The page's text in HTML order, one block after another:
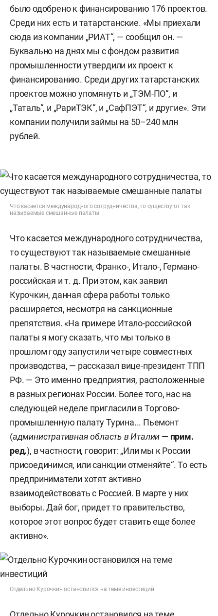
было одобрено к финансированию 176 проектов.
Среди них есть и татарстанские. «Мы приехали
сюда из компании „РИАТ“, — сообщил он. —
Буквально на днях мы с фондом развития
промышленности утвердили их проект к
финансированию. Среди других татарстанских
проектов можно упомянуть и „ТЭМ-ПО“, и
„Таталь“, и „РариТЭК“, и „СафПЭТ“, и другие». Эти
компании получили займы на 50–240 млн
рублей.
Что касается международного сотрудничества, то существуют так
называемые смешанные палаты
Что касается международного сотрудничества,
то существуют так называемые смешанные
палаты. В частности, Франко-, Итало-, Германо-
российская и т. д. При этом, как заявил
Курочкин, данная сфера работы только
расширяется, несмотря на санкционные
препятствия. «На примере Итало-российской
палаты я могу сказать, что мы только в
прошлом году запустили четыре совместных
производства, — рассказал вице-президент ТПП
РФ. — Это именно предприятия, расположенные
в разных регионах России. Более того, нас на
следующей неделе пригласили в Торгово-
промышленную палату Турина... Пьемонт
(административная область в Италии — прим.
ред.), в частности, говорит: „Или мы к России
присоединимся, или санкции отменяйте“. То есть
предприниматели хотят активно
взаимодействовать с Россией. В марте у них
выборы. Дай бог, придет то правительство,
которое этот вопрос будет ставить еще более
активно».
Отдельно Курочкин остановился на теме инвестиций